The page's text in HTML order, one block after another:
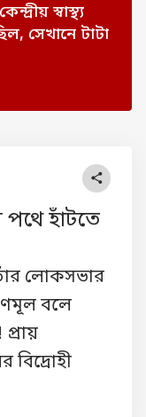
স্বাস্থ্য
সেখানে টাটা
হাঁটতে
লোকসভার
বলে